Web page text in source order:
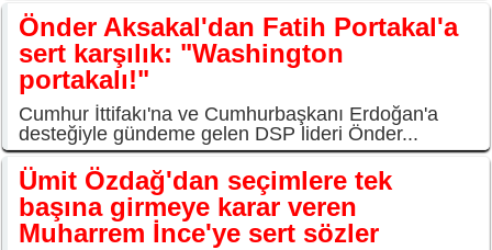
Önder Aksakal'dan Fatih Portakal'a
sert karşılık: "Washington
portakalı!"
Cumhur İttifakı'na ve Cumhurbaşkanı Erdoğan'a
desteğiyle gündeme gelen DSP lideri Önder...
Ümit Özdağ'dan seçimlere tek
başına girmeye karar veren
Muharrem İnce'ye sert sözler